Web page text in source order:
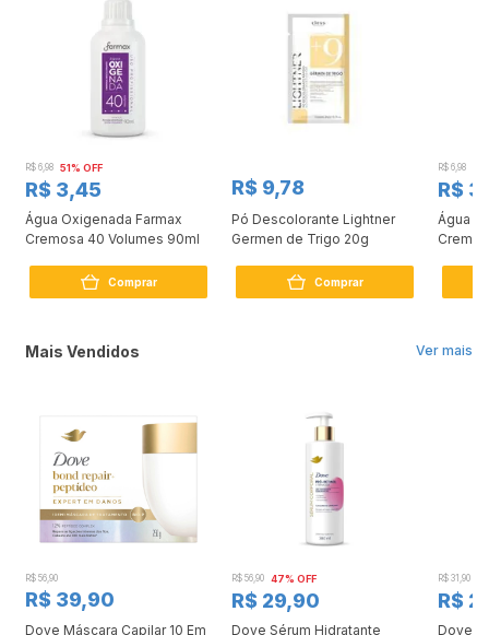
R$ 6,98 51% OFF
R$ 3,45
Água Oxigenada Farmax
Cremosa 40 Volumes 90ml
Comprar
R$ 9,78
Pó Descolorante Lightner
Germen de Trigo 20g
Comprar
R$ 6,98
R$
Água
Ver mais
Mais Vendidos
R$ 56,90
R$ 39,90
Dove Máscara Capilar 10 Em
R$ 56,90 47% OFF
R$ 29,90
Dove Sérum Hidratante
R$ 31,90
R$
Dove